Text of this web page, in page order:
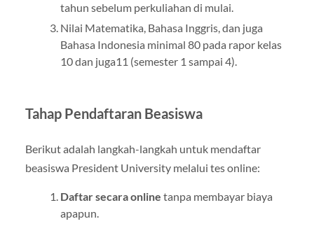
tahun sebelum perkuliahan di mulai.
Nilai Matematika, Bahasa Inggris, dan juga
Bahasa Indonesia minimal 80 pada rapor kelas
10 dan juga11 (semester 1 sampai 4).
Tahap Pendaftaran Beasiswa
Berikut adalah langkah-langkah untuk mendaftar
beasiswa President University melalui tes online:
Daftar secara online tanpa membayar biaya
apapun.